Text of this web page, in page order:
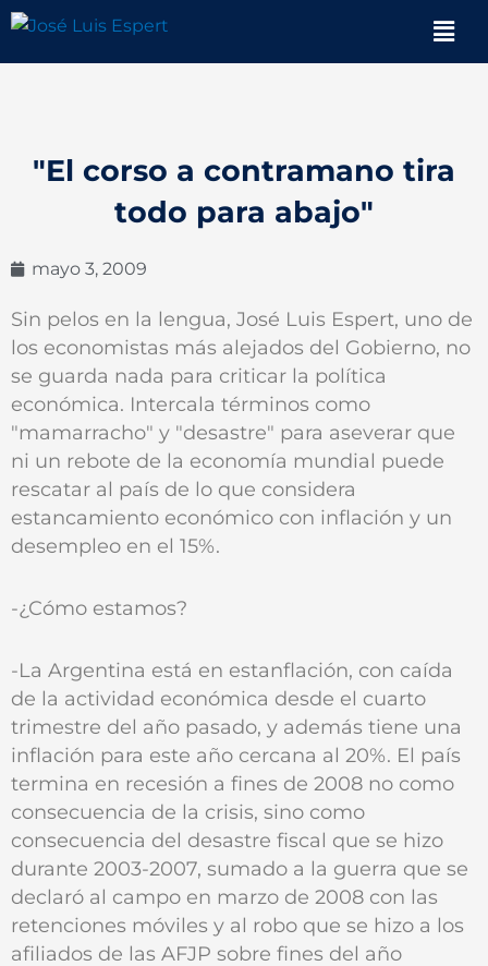
contenido
"El corso a contramano tira
todo para abajo"
mayo 3, 2009
Sin pelos en la lengua, José Luis Espert, uno de
los economistas más alejados del Gobierno, no
se guarda nada para criticar la política
económica. Intercala términos como
"mamarracho" y "desastre" para aseverar que
ni un rebote de la economía mundial puede
rescatar al país de lo que considera
estancamiento económico con inflación y un
desempleo en el 15%.
-¿Cómo estamos?
-La Argentina está en estanflación, con caída
de la actividad económica desde el cuarto
trimestre del año pasado, y además tiene una
inflación para este año cercana al 20%. El país
termina en recesión a fines de 2008 no como
consecuencia de la crisis, sino como
consecuencia del desastre fiscal que se hizo
durante 2003-2007, sumado a la guerra que se
declaró al campo en marzo de 2008 con las
retenciones móviles y al robo que se hizo a los
afiliados de las AFJP sobre fines del año